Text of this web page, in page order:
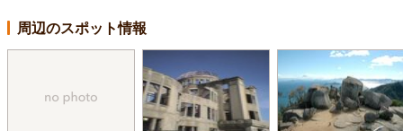
周辺のスポット情報